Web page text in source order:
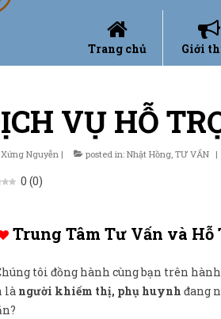
Trang chủ Giới
VỤ HỖ
Xứng Nguyễn | posted in: Nhật Hồng, TƯ VẤN |
0 (0)
Trung Tâm Tư Vấn và
tôi đồng hành cùng bạn trên
là người khiếm thị, phụ huynh đang